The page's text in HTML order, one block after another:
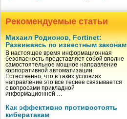
Рекомендуемые статьи
Михаил Родионов, Fortinet:
Развиваясь по известным законам
В настоящее время информационная
безопасность представляет собой вполне
самостоятельное мощное направление
корпоративной автоматизации.
Естественно, что в таких условиях
направление это все теснее связывается
с вопросами прикладной
информационной …
Как эффективно противостоять
кибератакам